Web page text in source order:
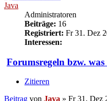
Java
Administratoren
Beiträge: 16
Registriert: Fr 31. Dez
Interessen:
Forumsregeln bzw.
Zitieren
Beitrag von Java » Fr 31. Dez